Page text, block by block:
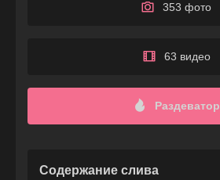
353 фото
63 видео
Раздеватор
Содержание слива